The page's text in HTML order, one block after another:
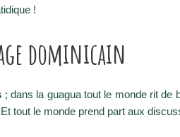
!
dominicain
; dans la guagua tout le monde rit de
Et tout le monde prend part aux